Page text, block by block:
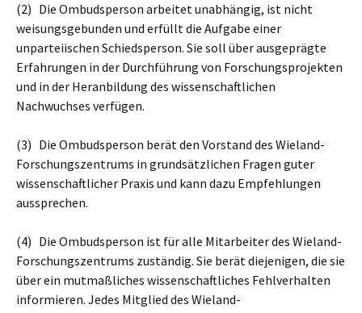
(2) Die Ombudsperson arbeitet unabhängig, ist nicht
weisungsgebunden und erfüllt die Aufgabe einer
unparteiischen Schiedsperson. Sie soll über ausgeprägte
Erfahrungen in der Durchführung von Forschungsprojekten
und in der Heranbildung des wissenschaftlichen
Nachwuchses verfügen.
(3) Die Ombudsperson berät den Vorstand des Wieland-
Forschungszentrums in grundsätzlichen Fragen guter
wissenschaftlicher Praxis und kann dazu Empfehlungen
aussprechen.
(4) Die Ombudsperson ist für alle Mitarbeiter des Wieland-
Forschungszentrums zuständig. Sie berät diejenigen, die sie
über ein mutmaßliches wissenschaftliches Fehlverhalten
informieren. Jedes Mitglied des Wieland-